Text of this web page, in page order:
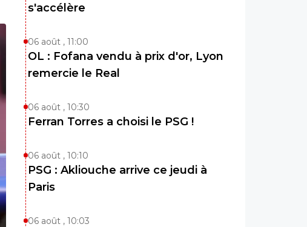
s'accélère
06 août , 11:00
OL : Fofana vendu à prix d'or, Lyon
remercie le Real
06 août , 10:30
Ferran Torres a choisi le PSG !
06 août , 10:10
PSG : Akliouche arrive ce jeudi à
Paris
06 août , 10:03